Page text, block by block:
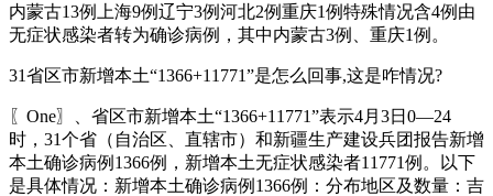
内蒙古13例上海9例辽宁3例河北2例重庆1例特殊情况含4例由
无症状感染者转为确诊病例，其中内蒙古3例、重庆1例。
31省区市新增本土“1366+11771”是怎么回事,这是咋情况?
〖One〗、省区市新增本土“1366+11771”表示4月3日0—24
时，31个省（自治区、直辖市）和新疆生产建设兵团报告新增
本土确诊病例1366例，新增本土无症状感染者11771例。以下
是具体情况：新增本土确诊病例1366例：分布地区及数量：吉